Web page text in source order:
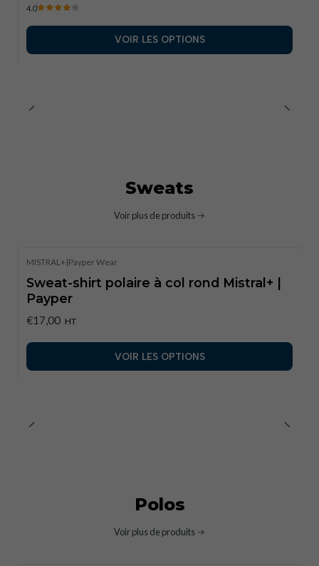
4.0
VOIR LES OPTIONS
Sweats
Voir plus de produits
MISTRAL+ |Payper Wear
Sweat-shirt polaire à col rond Mistral+ |
Payper
€17,00 HT
VOIR LES OPTIONS
Polos
Voir plus de produits